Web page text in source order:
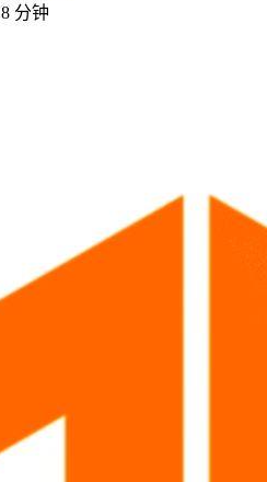
8 分钟